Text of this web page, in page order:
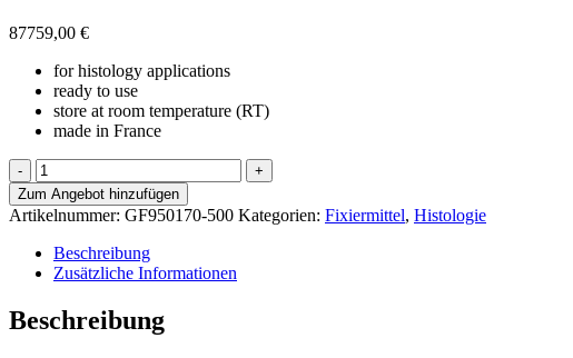
87759,00 €
for histology applications
ready to use
store at room temperature (RT)
made in France
Formalin
Aceto-
Alcohol
(FAA)
for
Histology
Menge
Zum Angebot hinzufügen
Artikelnummer: GF950170-500 Kategorien: Fixiermittel, Histologie
Beschreibung
Zusätzliche Informationen
Beschreibung